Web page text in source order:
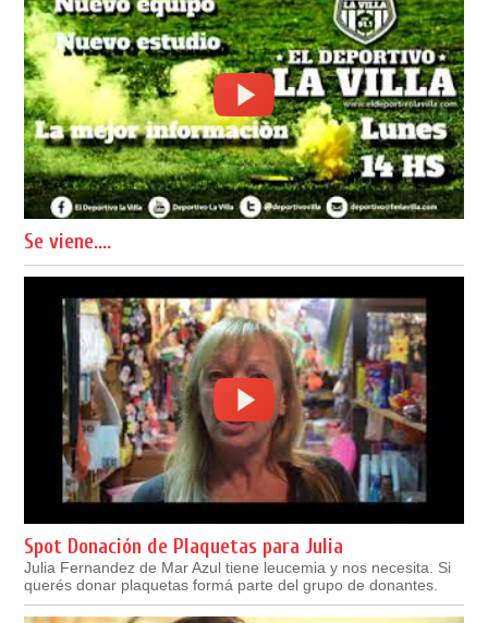
Se viene....
Spot Donación de Plaquetas para Julia
Julia Fernandez de Mar Azul tiene leucemia y nos necesita. Si
querés donar plaquetas formá parte del grupo de donantes.